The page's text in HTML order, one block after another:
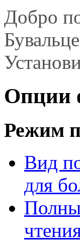
Опции
Режим
Вид
для
людей